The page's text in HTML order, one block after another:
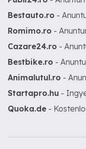
Bestauto.ro -
Romimo.ro -
Cazare24.ro -
Bestbike.ro -
Animalutul.ro -
Startapro.hu -
Quoka.de -